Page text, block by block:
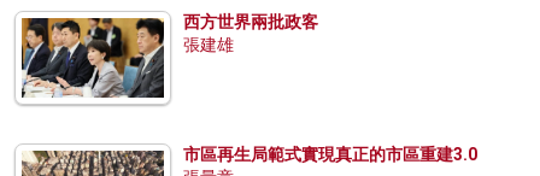
西方世界兩批政客
張建雄
市區再生局範式實現真正的市區重建3.0